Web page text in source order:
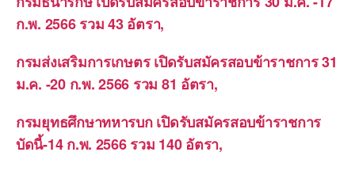
ก.พ. 2566 รวม 43 อัตรา,
กรมส่งเสริมการเกษตร เปิดรับสมัครสอบข้าราชการ 31
ม.ค. -20 ก.พ. 2566 รวม 81 อัตรา,
กรมยุทธศึกษาทหารบก เปิดรับสมัครสอบข้าราชการ
บัดนี้-14 ก.พ. 2566 รวม 140 อัตรา,